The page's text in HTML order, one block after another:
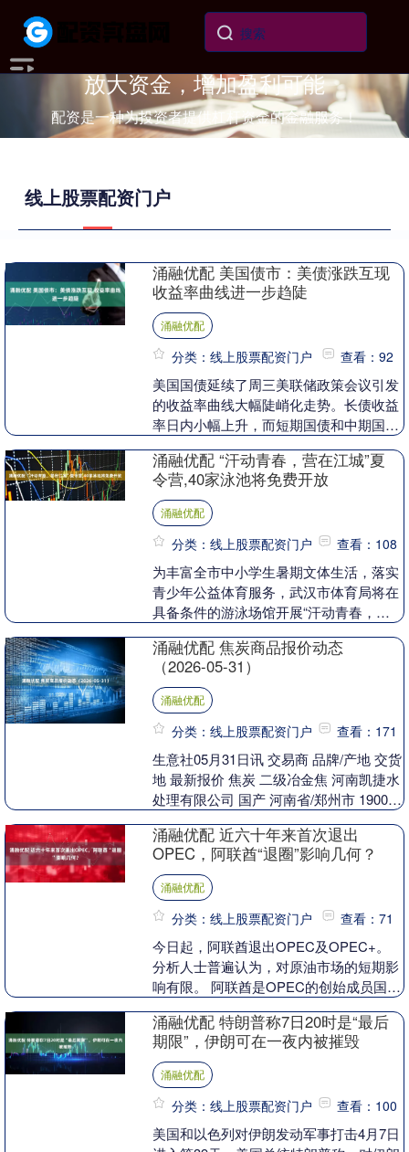
放大资金，增加盈利可能
配资是一种为投资者提供杠杆资金的金融服务！
线上股票配资门户
涌融优配 美国债市：美债涨跌互现
收益率曲线进一步趋陡
涌融优配
分类：线上股票配资门户 查看：92
美国国债延续了周三美联储政策会议引发
的收益率曲线大幅陡峭化走势。长债收益
率日内小幅上升，而短期国债和中期国债
发表了偏鸽派的声....
涌融优配 “汗动青春，营在江城”夏
令营,40家泳池将免费开放
涌融优配
分类：线上股票配资门户 查看：108
为丰富全市中小学生暑期文体生活，落实
青少年公益体育服务，武汉市体育局将在
具备条件的游泳场馆开展“汗动青春，营
游泳服务....
涌融优配 焦炭商品报价动态
（2026-05-31）
涌融优配
分类：线上股票配资门户 查看：171
生意社05月31日讯 交易商 品牌/产地 交货
地 最新报价 焦炭 二级冶金焦 河南凯捷水
处理有限公司 国产 河南省/郑州市 1900
涌融优配 近六十年来首次退出
OPEC，阿联酋“退圈”影响几何？
涌融优配
分类：线上股票配资门户 查看：71
今日起，阿联酋退出OPEC及OPEC+。
分析人士普遍认为，对原油市场的短期影
响有限。 阿联酋是OPEC的创始成员国之
加入....
涌融优配 特朗普称7日20时是“最后
期限”，伊朗可在一夜内被摧毁
涌融优配
分类：线上股票配资门户 查看：100
美国和以色列对伊朗发动军事打击4月7日